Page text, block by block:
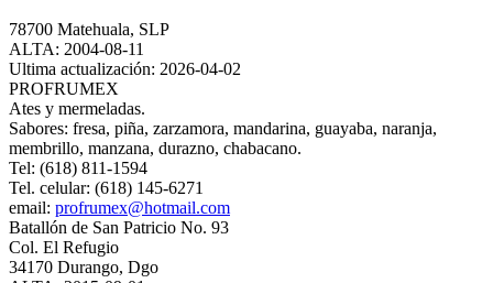
78700 Matehuala, SLP
ALTA: 2004-08-11
Ultima actualización: 2026-04-02
PROFRUMEX
Ates y mermeladas.
Sabores: fresa, piña, zarzamora, mandarina, guayaba, naranja,
membrillo, manzana, durazno, chabacano.
Tel: (618) 811-1594
Tel. celular: (618) 145-6271
email: profrumex@hotmail.com
Batallón de San Patricio No. 93
Col. El Refugio
34170 Durango, Dgo